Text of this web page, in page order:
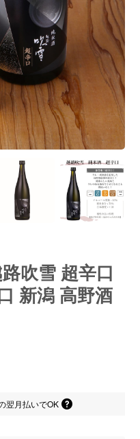
吹雪 超辛口
新潟 高野酒
翌月払いでOK